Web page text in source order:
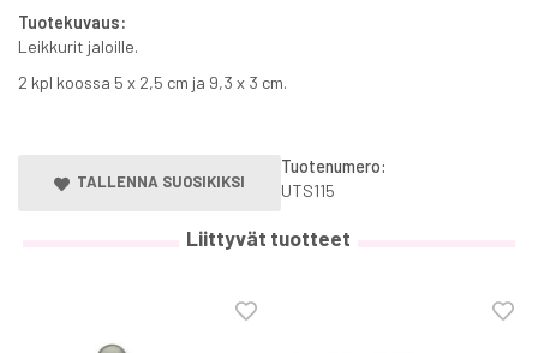
Tuotekuvaus:
Leikkurit jaloille.
2 kpl koossa 5 x 2,5 cm ja 9,3 x 3 cm.
TALLENNA SUOSIKIKSI
Tuotenumero:
UTS115
Liittyvät tuotteet